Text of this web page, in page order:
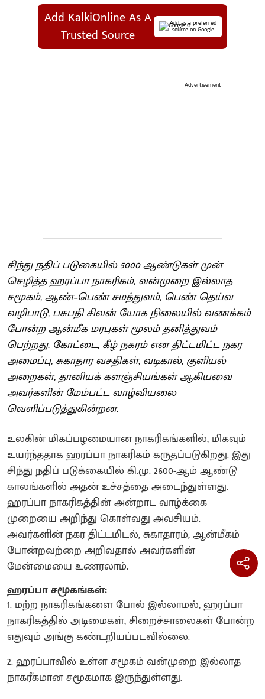
Add KalkiOnline As A
Trusted Source
Add as a preferred
source on Google
Advertisement
சிந்து நதிப் படுகையில் 5000 ஆண்டுகள் முன்
செழித்த ஹரப்பா நாகரிகம், வன்முறை இல்லாத
சமூகம், ஆண்–பெண் சமத்துவம், பெண் தெய்வ
வழிபாடு, பசுபதி சிவன் யோக நிலையில் வணக்கம்
போன்ற ஆன்மீக மரபுகள் மூலம் தனித்துவம்
பெற்றது. கோட்டை, கீழ் நகரம் என திட்டமிட்ட நகர
அமைப்பு, சுகாதார வசதிகள், வடிகால், குளியல்
அறைகள், தானியக் களஞ்சியங்கள் ஆகியவை
அவர்களின் மேம்பட்ட வாழ்வியலை
வெளிப்படுத்துகின்றன.
உலகின் மிகப்பழமையான நாகரிகங்களில், மிகவும்
உயர்ந்ததாக ஹரப்பா நாகரிகம் கருதப்படுகிறது. இது
சிந்து நதிப் படுக்கையில் கி.மு. 2600-ஆம் ஆண்டு
காலங்களில் அதன் உச்சத்தை அடைந்துள்ளது.
ஹரப்பா நாகரிகத்தின் அன்றாட வாழ்க்கை
முறையை அறிந்து கொள்வது அவசியம்.
அவர்களின் நகர திட்டமிடல், சுகாதாரம், ஆன்மீகம்
போன்றவற்றை அறிவதால் அவர்களின்
மேன்மையை உணரலாம்.
ஹரப்பா சமூகங்கள்:
1. மற்ற நாகரிகங்களை போல் இல்லாமல், ஹரப்பா
நாகரிகத்தில் அடிமைகள், சிறைச்சாலைகள் போன்ற
எதுவும் அங்கு கண்டறியப்படவில்லை.
​2. ஹரப்பாவில் உள்ள சமூகம் வன்முறை இல்லாத
நாகரீகமான சமூகமாக இருந்துள்ளது.